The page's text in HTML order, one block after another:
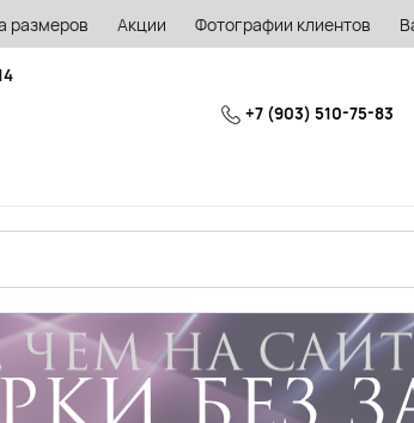
размеров Акции Фотографии клиентов
+7 (903) 510-75-83